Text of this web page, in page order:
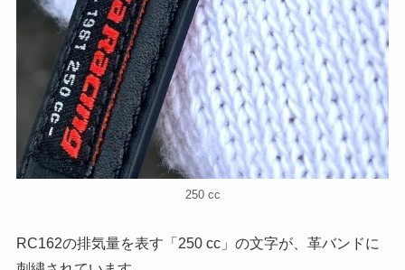
250 cc
RC162の排気量を表す「250 cc」の文字が、革バンドに